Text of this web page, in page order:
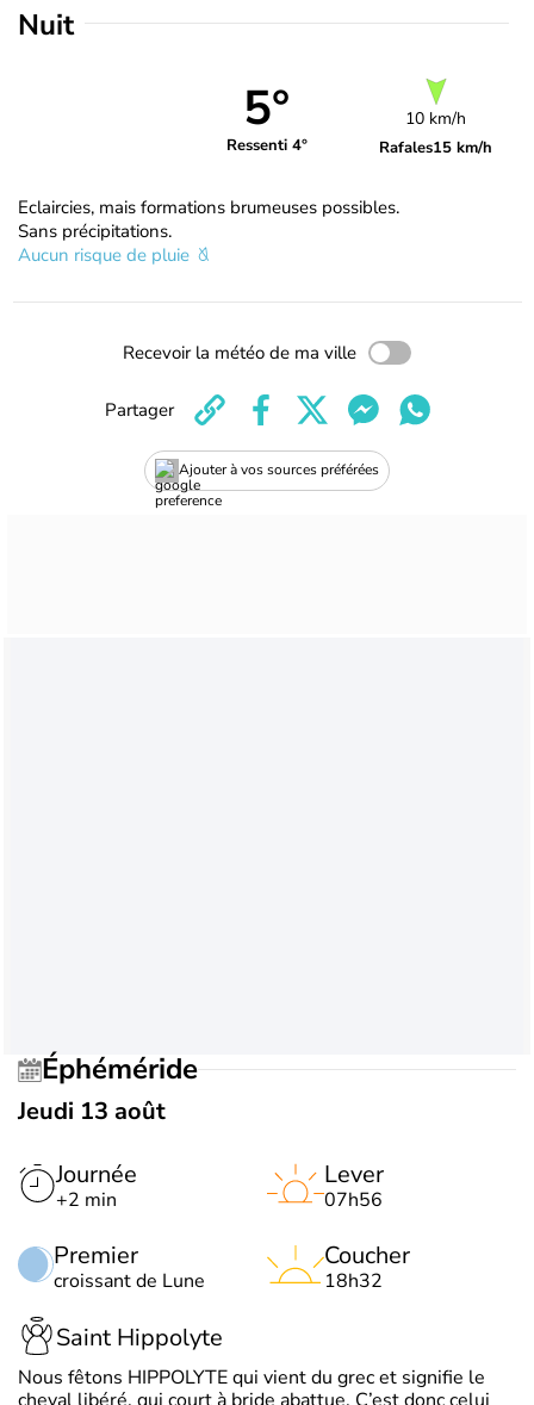
Nuit
5°
Ressenti 4°
10 km/h
Rafales15 km/h
Eclaircies, mais formations brumeuses possibles.
Sans précipitations.
Aucun risque de pluie
Recevoir la météo de ma ville
Ajouter à vos sources préférées
Partager
Éphéméride
Jeudi 13 août
Journée
+2 min
Premier
croissant de Lune
Lever
07h56
Coucher
18h32
Saint Hippolyte
Nous fêtons HIPPOLYTE qui vient du grec et signifie le